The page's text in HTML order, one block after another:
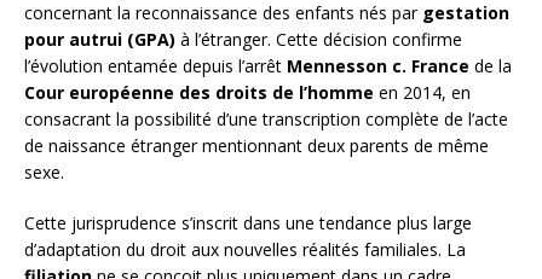
concernant la reconnaissance des enfants nés par gestation
pour autrui (GPA) à l’étranger. Cette décision confirme
l’évolution entamée depuis l’arrêt Mennesson c. France de la
Cour européenne des droits de l’homme en 2014, en
consacrant la possibilité d’une transcription complète de l’acte
de naissance étranger mentionnant deux parents de même
sexe.
Cette jurisprudence s’inscrit dans une tendance plus large
d’adaptation du droit aux nouvelles réalités familiales. La